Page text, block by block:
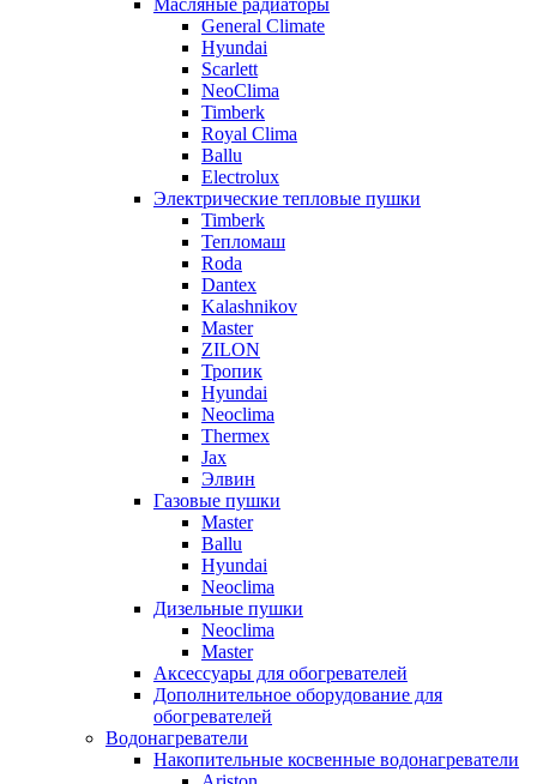
Масляные радиаторы
General Climate
Hyundai
Scarlett
NeoClima
Timberk
Royal Clima
Ballu
Electrolux
Электрические тепловые пушки
Timberk
Тепломаш
Roda
Dantex
Kalashnikov
Master
ZILON
Тропик
Hyundai
Neoclima
Thermex
Jax
Элвин
Газовые пушки
Master
Ballu
Hyundai
Neoclima
Дизельные пушки
Neoclima
Master
Аксессуары для обогревателей
Дополнительное оборудование для
обогревателей
Водонагреватели
Накопительные косвенные водонагреватели